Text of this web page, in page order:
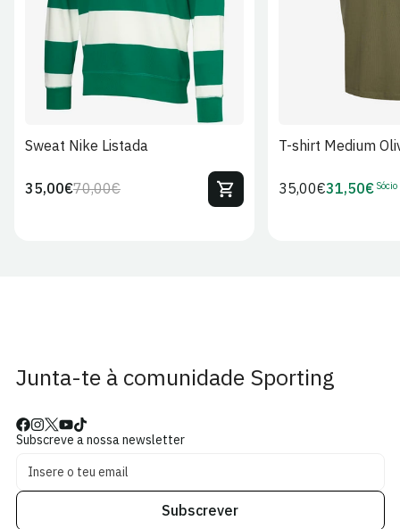
Sweat Nike Listada
Preço
70,00€Preço
35,00€
T-shirt Medium
Preço
35,00€Preço
31,50€ Sócio
Junta-te à comunidade Sporting
Subscreve a nossa newsletter
Subscrever